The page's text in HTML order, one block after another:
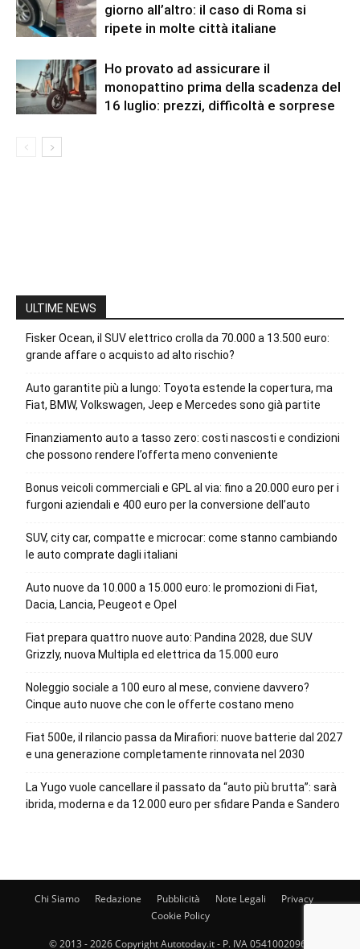
giorno all’altro: il caso di Roma si
ripete in molte città italiane
Ho provato ad assicurare il
monopattino prima della scadenza del
16 luglio: prezzi, difficoltà e sorprese
ULTIME NEWS
Fisker Ocean, il SUV elettrico crolla da 70.000 a 13.500 euro:
grande affare o acquisto ad alto rischio?
Auto garantite più a lungo: Toyota estende la copertura, ma
Fiat, BMW, Volkswagen, Jeep e Mercedes sono già partite
Finanziamento auto a tasso zero: costi nascosti e condizioni
che possono rendere l’offerta meno conveniente
Bonus veicoli commerciali e GPL al via: fino a 20.000 euro per i
furgoni aziendali e 400 euro per la conversione dell’auto
SUV, city car, compatte e microcar: come stanno cambiando
le auto comprate dagli italiani
Auto nuove da 10.000 a 15.000 euro: le promozioni di Fiat,
Dacia, Lancia, Peugeot e Opel
Fiat prepara quattro nuove auto: Pandina 2028, due SUV
Grizzly, nuova Multipla ed elettrica da 15.000 euro
Noleggio sociale a 100 euro al mese, conviene davvero?
Cinque auto nuove che con le offerte costano meno
Fiat 500e, il rilancio passa da Mirafiori: nuove batterie dal 2027
e una generazione completamente rinnovata nel 2030
La Yugo vuole cancellare il passato da “auto più brutta”: sarà
ibrida, moderna e da 12.000 euro per sfidare Panda e Sandero
Chi Siamo Redazione Pubblicità Note Legali
Privacy
Cookie Policy
© 2013 - 2026 Copyright Autotoday.it - P. IVA 05410020969